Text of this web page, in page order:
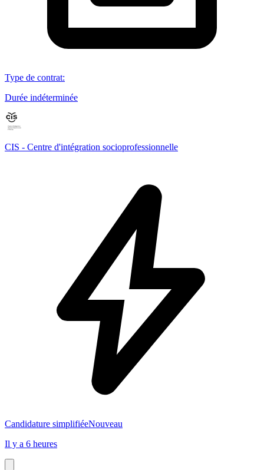
Type de contrat:
Durée indéterminée
CIS - Centre d'intégration socioprofessionnelle
Candidature simplifiéeNouveau
Il y a 6 heures